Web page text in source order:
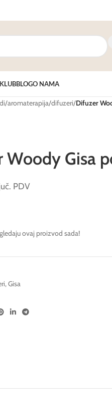
BLOGO NAMA
/aromaterapija/difuzeri/Difuzer
Woody Gisa
PDV
ovaj proizvod sada!
, Gisa